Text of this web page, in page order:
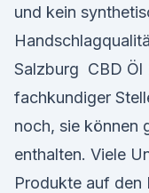
und kein
Salzburg CBD Öl
fachkundiger
noch, sie können
enthalten. Viele
Produkte auf